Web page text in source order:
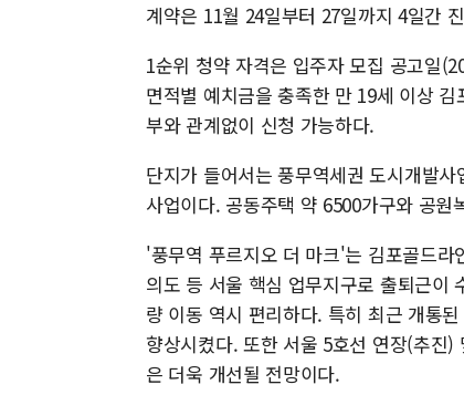
계약은 11월 24일부터 27일까지 4일간
1순위 청약 자격은 입주자 모집 공고일
면적별 예치금을 충족한 만 19세 이상
부와 관계없이 신청 가능하다.
단지가 들어서는 풍무역세권 도시개발
사업이다. 공동주택 약 6500가구와 공원
'풍무역 푸르지오 더 마크'는 김포골드
의도 등 서울 핵심 업무지구로 출퇴근이
량 이동 역시 편리하다. 특히 최근 개통
향상시켰다. 또한 서울 5호선 연장(추진
은 더욱 개선될 전망이다.